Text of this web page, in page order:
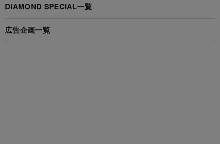
DIAMOND SPECIAL一覧
広告企画一覧